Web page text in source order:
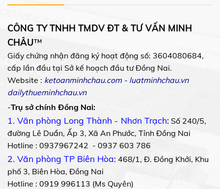
CÔNG TY TNHH TMDV ĐT & TƯ VẤN MINH
CHÂU™
Giấy chứng nhận đăng ký hoạt động số: 3604080684,
cấp lần đầu tại Sở kế hoạch đầu tư Đồng Nai.
Website : ketoanminhchau.com- luatminhchau.vn
dailythueminhchau.vn
-Trụ sở chính Đồng Nai:
1. Văn phòng Long Thành - Nhơn Trạch: Số 240/5,
đường Lê Duẩn, Ấp 3, Xã An Phước, Tỉnh Đồng Nai
Hotline : 0937967242 - 0937 603 786
2. Văn phòng TP Biên Hòa: 468/1, Đ. Đồng Khởi, Khu
phố 3, Biên Hòa, Đồng Nai
Hotline : 0919 996113 (Ms Quyên)